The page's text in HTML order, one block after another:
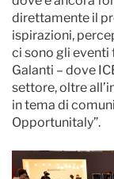
direttamente il
ispirazioni,
ci sono gli
Galanti – dove
settore, oltre
in tema di
Opportunitaly”.